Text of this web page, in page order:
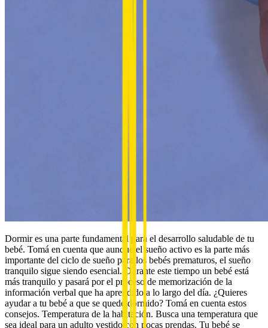
Dormir es una parte fundamental para el desarrollo saludable de tu
bebé. Tomá en cuenta que aunque el sueño activo es la parte más
importante del ciclo de sueño para los bebés prematuros, el sueño
tranquilo sigue siendo esencial. Durante este tiempo un bebé está
más tranquilo y pasará por el proceso de memorización de la
información verbal que ha aprendido a lo largo del día. ¿Quieres
ayudar a tu bebé a que se quede dormido? Tomá en cuenta estos
consejos. Temperatura de la habitación. Busca una temperatura que
sea ideal para un adulto vestido con pocas prendas. Tu bebé se